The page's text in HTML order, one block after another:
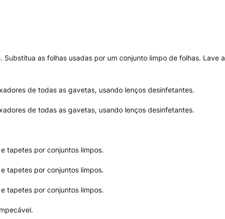
as folhas usadas por um conjunto limpo de folhas. Lave a
de todas as gavetas, usando lenços desinfetantes.
de todas as gavetas, usando lenços desinfetantes.
tapetes por conjuntos limpos.
tapetes por conjuntos limpos.
tapetes por conjuntos limpos.